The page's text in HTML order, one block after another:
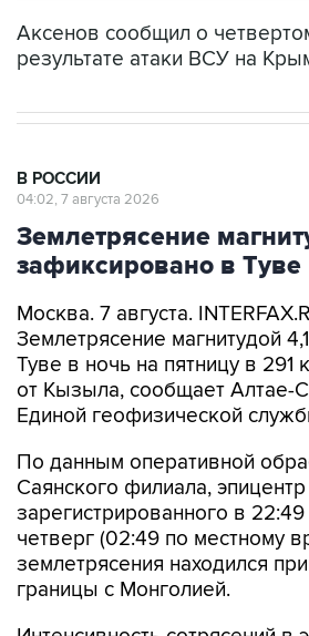
Аксенов сообщил о
результате атаки ВСУ на
В РОССИИ
04:02, 7 августа 2026
Землетрясение
зафиксировано в Туве
Москва. 7 августа.
Землетрясение магнитудой
Туве в ночь на пятницу в 291
от Кызыла, сообщает Алтае-
Единой геофизической
По данным оперативной
Саянского филиала, эпицентр
зарегистрированного в
четверг (02:49 по местному
землетрясения находился
границы с Монголией.